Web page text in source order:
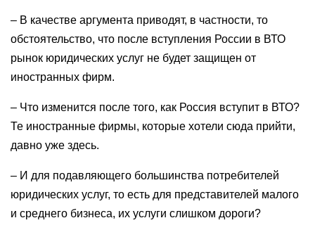
– В качестве аргумента приводят, в частности, то
обстоятельство, что после вступления России в ВТО
рынок юридических услуг не будет защищен от
иностранных фирм.
– Что изменится после того, как Россия вступит в ВТО?
Те иностранные фирмы, которые хотели сюда прийти,
давно уже здесь.
– И для подавляющего большинства потребителей
юридических услуг, то есть для представителей малого
и среднего бизнеса, их услуги слишком дороги?